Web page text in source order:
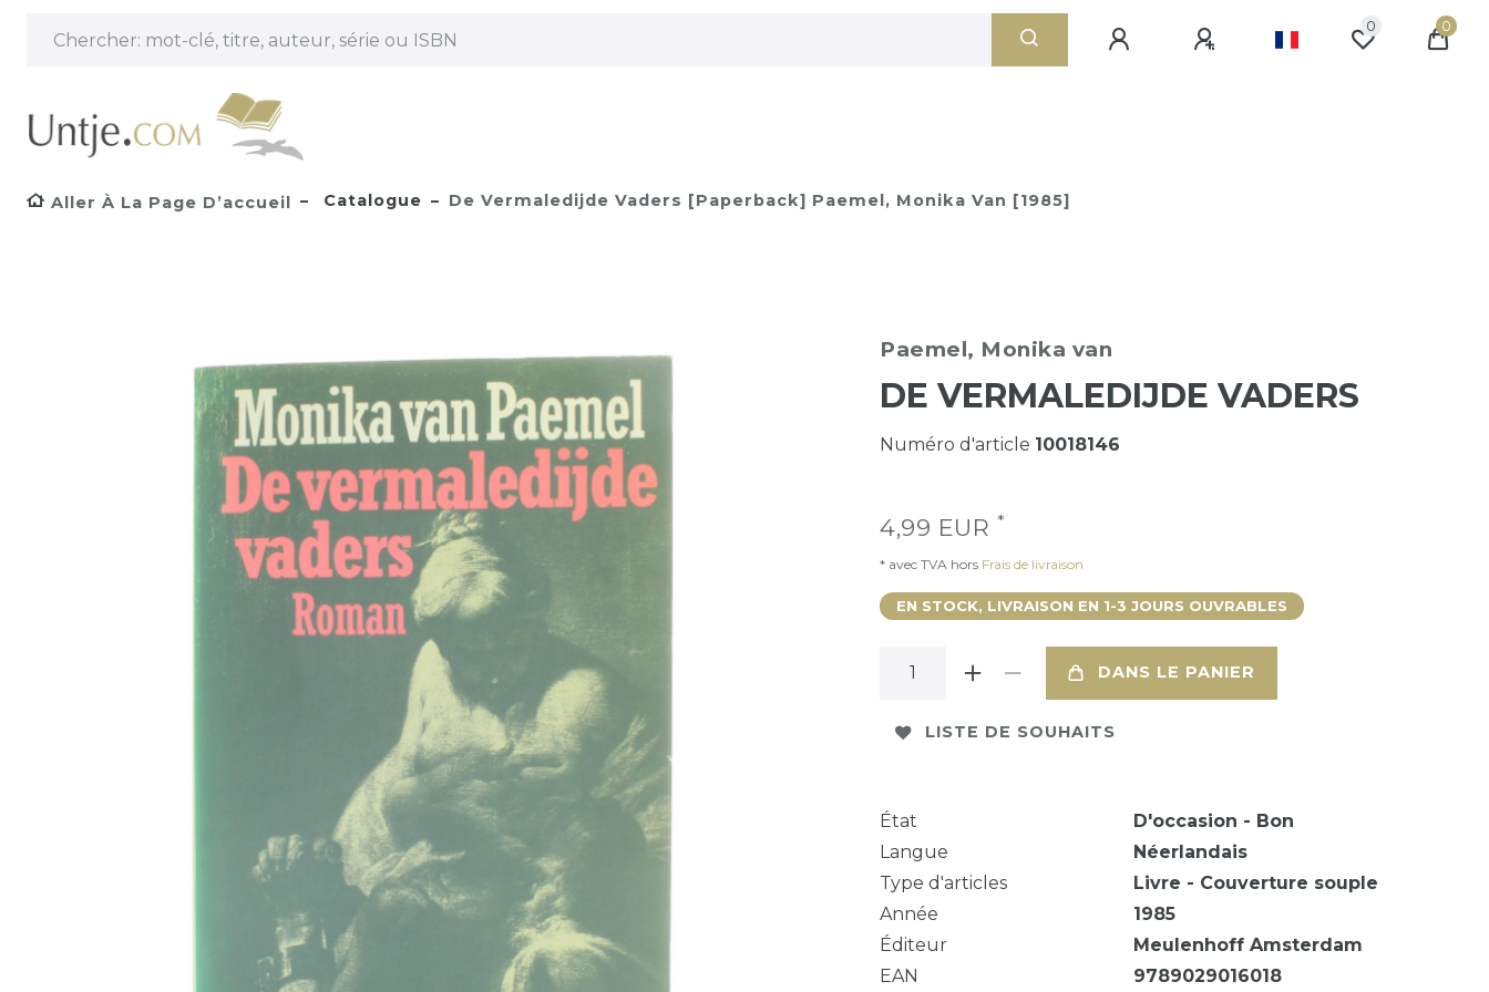
0 0
Aller À La Page D’accueil Catalogue De Vermaledijde Vaders [Paperback] Paemel, Monika Van [1985]
Paemel, Monika van
DE VERMALEDIJDE VADERS
Numéro d'article 10018146
4,99 EUR *
* avec TVA hors Frais de livraison
EN STOCK, LIVRAISON EN 1-3 JOURS OUVRABLES
DANS LE PANIER
LISTE DE SOUHAITS
État
D'occasion - Bon
Langue
Néerlandais
Type d'articles
Livre - Couverture souple
Année
1985
Éditeur
Meulenhoff Amsterdam
EAN
9789029016018